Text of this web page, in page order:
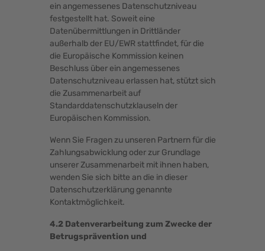
ein angemessenes Datenschutzniveau
festgestellt hat. Soweit eine
Datenübermittlungen in Drittländer
außerhalb der EU/EWR stattfindet, für die
die Europäische Kommission keinen
Beschluss über ein angemessenes
Datenschutzniveau erlassen hat, stützt sich
die Zusammenarbeit auf
Standarddatenschutzklauseln der
Europäischen Kommission.
Wenn Sie Fragen zu unseren Partnern für die
Zahlungsabwicklung oder zur Grundlage
unserer Zusammenarbeit mit ihnen haben,
wenden Sie sich bitte an die in dieser
Datenschutzerklärung genannte
Kontaktmöglichkeit.
4.2 Datenverarbeitung zum Zwecke der
Betrugsprävention und